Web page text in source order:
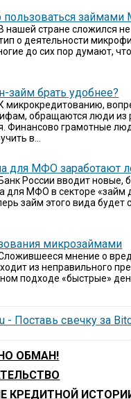
пользоваться
В нашей стране сложился
о деятельности
до сих пор думают,
займ брать удобнее?
К микрокредитованию,
обращаются люди из
Финансово грамотные
в...
для МФО заработают
Банк России вводит новые,
для МФО в секторе «займ
займ этого вида будет
микрозаймами
мнение о
из неправильного
подходе «быстрые»
ОБМАН!
КРЕДИТНОЙ